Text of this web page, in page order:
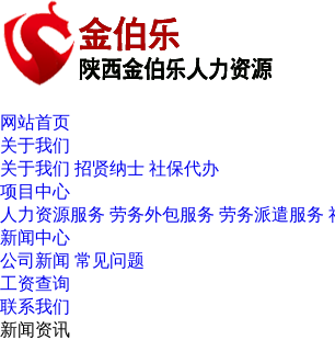
网站首页
关于我们
关于我们 招贤纳士 社保代办
项目中心
人力资源服务 劳务外包服务 劳务派遣服务
新闻中心
公司新闻 常见问题
工资查询
联系我们
新闻资讯